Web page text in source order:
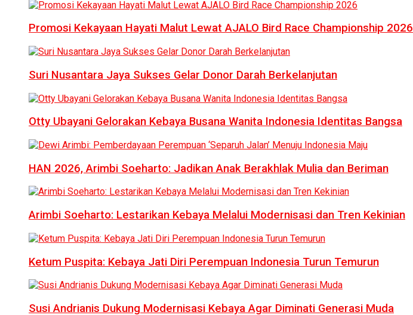
Promosi Kekayaan Hayati Malut Lewat AJALO Bird Race Championship 2026
Suri Nusantara Jaya Sukses Gelar Donor Darah Berkelanjutan
Otty Ubayani Gelorakan Kebaya Busana Wanita Indonesia Identitas Bangsa
HAN 2026, Arimbi Soeharto: Jadikan Anak Berakhlak Mulia dan Beriman
Arimbi Soeharto: Lestarikan Kebaya Melalui Modernisasi dan Tren Kekinian
Ketum Puspita: Kebaya Jati Diri Perempuan Indonesia Turun Temurun
Susi Andrianis Dukung Modernisasi Kebaya Agar Diminati Generasi Muda